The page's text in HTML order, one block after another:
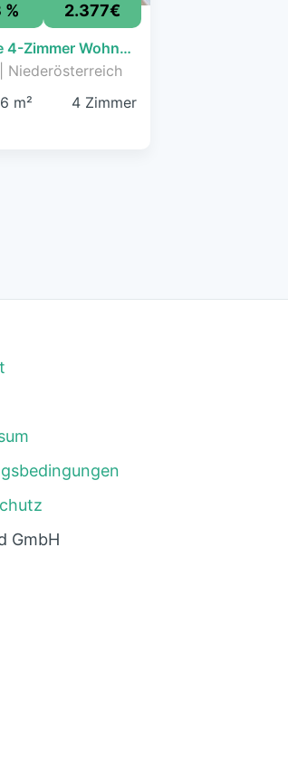
% 2.377€
Sanierungsbedürftige 4-Zimmer Wohnung in perfekter Kombination aus Stadt und Land!
Niederösterreich
m² 4 Zimmer
GmbH